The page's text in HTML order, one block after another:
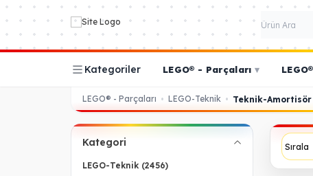
Kategoriler LEGO® - Parçaları ▾
LEGO® - Parçaları • LEGO-Teknik • Teknik-Amortisör
Kategori
LEGO-Teknik (2456)